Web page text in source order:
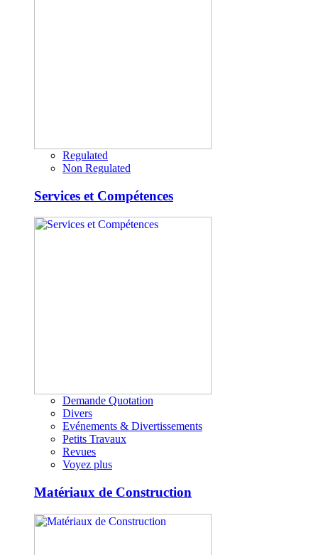
Regulated
Non Regulated
Services et Compétences
Demande Quotation
Divers
Evénements & Divertissements
Petits Travaux
Revues
Voyez plus
Matériaux de Construction